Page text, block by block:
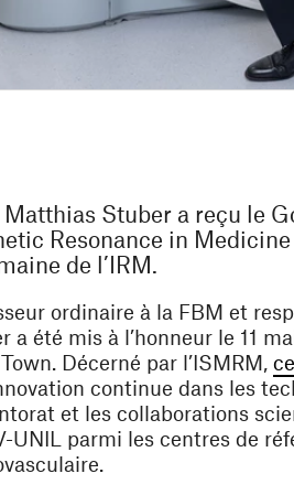
Matthias Stuber a reçu le
Resonance in
de l’IRM.
ordinaire à la FBM et
a été mis à l’honneur le 11
Décerné par l’ISMRM,
continue dans les
et les collaborations
UNIL parmi les centres de